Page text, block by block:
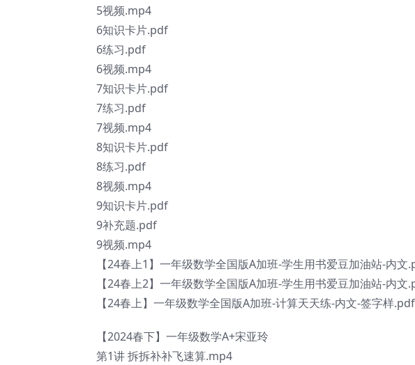
5视频.mp4
6知识卡片.pdf
6练习.pdf
6视频.mp4
7知识卡片.pdf
7练习.pdf
7视频.mp4
8知识卡片.pdf
8练习.pdf
8视频.mp4
9知识卡片.pdf
9补充题.pdf
9视频.mp4
【24春上1】一年级数学全国版A加班-学生用书爱豆加油站-内文
【24春上2】一年级数学全国版A加班-学生用书爱豆加油站-内文
【24春上】一年级数学全国版A加班-计算天天练-内文-签字样.pdf
【2024春下】一年级数学A+宋亚玲
第1讲 拆拆补补飞速算.mp4